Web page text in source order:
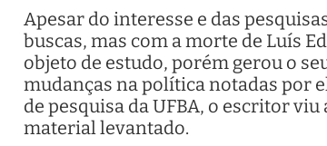
Apesar do interesse e das
buscas, mas com a morte de Luís
objeto de estudo, porém gerou o
mudanças na política notadas por
de pesquisa da UFBA, o escritor
material levantado.